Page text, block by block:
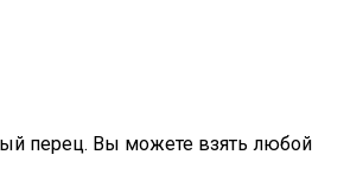
перец. Вы можете взять любой